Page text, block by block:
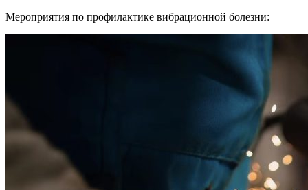
Мероприятия по профилактике вибрационной болезни: